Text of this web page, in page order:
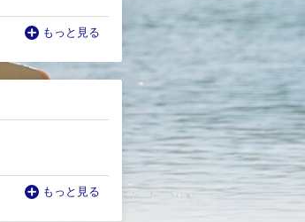
もっと見る
もっと見る